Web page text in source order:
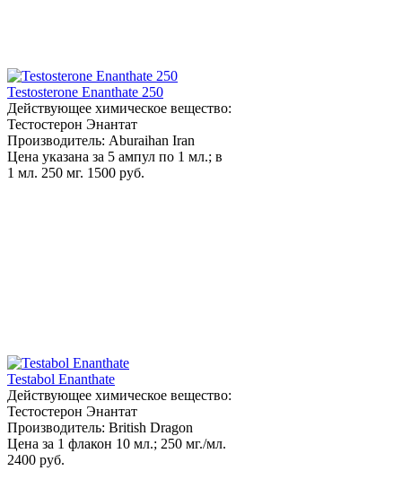
Testosterone Enanthate 250
Действующее химическое вещество:
Тестостерон Энантат
Производитель: Aburaihan Iran
Цена указана за 5 ампул по 1 мл.; в
1 мл. 250 мг. 1500 руб.
Testabol Enanthate
Действующее химическое вещество:
Тестостерон Энантат
Производитель: British Dragon
Цена за 1 флакон 10 мл.; 250 мг./мл.
2400 руб.